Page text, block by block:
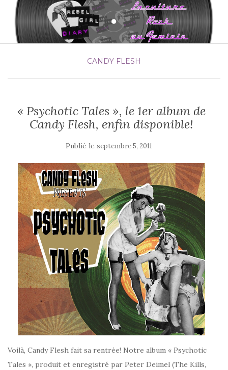
CANDY FLESH
« Psychotic Tales », le 1er album de
Candy Flesh, enfin disponible!
Publié le septembre 5, 2011
Voilà, Candy Flesh fait sa rentrée! Notre album « Psychotic
Tales », produit et enregistré par Peter Deimel (The Kills,